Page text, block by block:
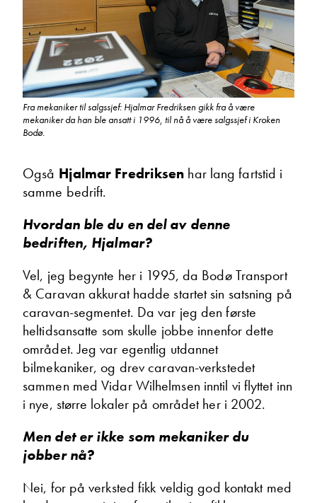
Vis telefon
Vis epost
Kundemottak bodelsverksted
Vis telefon
Ta kontakt
Lurer du på noe? Spør!
Sted
Fra mekaniker til salgssjef: Hjalmar Fredriksen gikk fra å være
mekaniker da han ble ansatt i 1996, til nå å være salgssjef i Kroken
Bodø.
Også Hjalmar Fredriksen har lang fartstid i
samme bedrift.
Hvordan ble du en del av denne
bedriften, Hjalmar?
Vel, jeg begynte her i 1995, da Bodø Transport
& Caravan akkurat hadde startet sin satsning på
caravan-segmentet. Da var jeg den første
heltidsansatte som skulle jobbe innenfor dette
området. Jeg var egentlig utdannet
bilmekaniker, og drev caravan-verkstedet
sammen med Vidar Wilhelmsen inntil vi flyttet inn
i nye, større lokaler på området her i 2002.
Men det er ikke som mekaniker du
jobber nå?
Nei, for på verksted fikk veldig god kontakt med